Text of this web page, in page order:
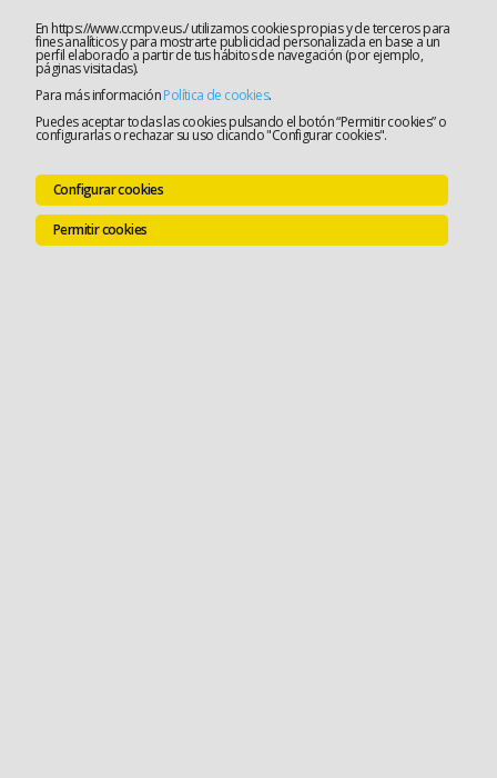
En https://www.ccmpv.eus./ utilizamos cookies propias y de terceros para
fines analíticos y para mostrarte publicidad personalizada en base a un
perfil elaborado a partir de tus hábitos de navegación (por ejemplo,
páginas visitadas).
Para más informaciónPolítica de cookies.
Puedes aceptar todas las cookies pulsando el botón “Permitir cookies” o
configurarlas o rechazar su uso clicando "Configurar cookies".
Configurar cookies
Permitir cookies